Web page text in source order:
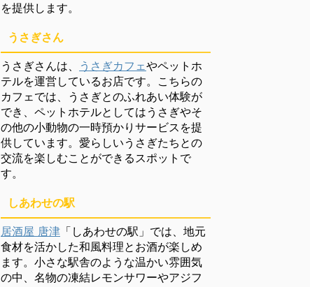
を提供します。
うさぎさん
うさぎさんは、 うさぎカフェやペットホ
テルを運営しているお店です。こちらの
カフェでは、うさぎとのふれあい体験が
でき、ペットホテルとしてはうさぎやそ
の他の小動物の一時預かりサービスを提
供しています。愛らしいうさぎたちとの
交流を楽しむことができるスポットで
す。
しあわせの駅
居酒屋 唐津 「しあわせの駅」では、地元
食材を活かした和風料理とお酒が楽しめ
ます。小さな駅舎のような温かい雰囲気
の中、名物の凍結レモンサワーやアジフ